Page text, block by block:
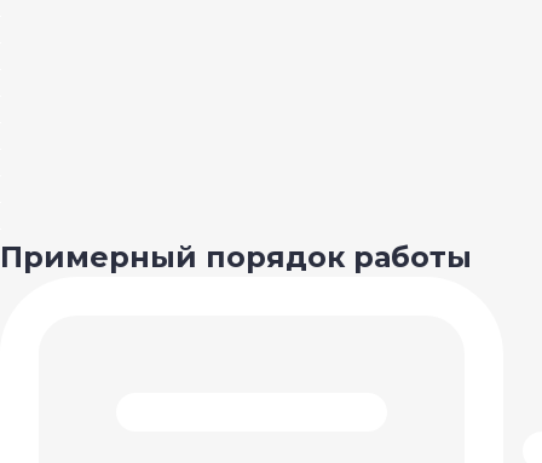
Примерный порядок работы